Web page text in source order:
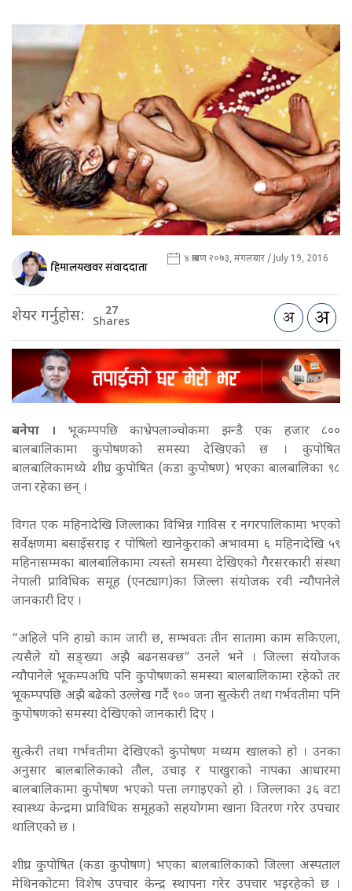
हिमालयखवर संवाददाता ४ श्रावण २०७३, मंगलबार / July 19, 2016
शेयर गर्नुहोस: 27
Shares
बनेपा । भूकम्पपछि काभ्रेपलाञ्चोकमा झन्डै एक हजार ८००
बालबालिकामा कुपोषणको समस्या देखिएको छ । कुपोषित
बालबालिकामध्ये शीघ्र कुपोषित (कडा कुपोषण) भएका बालबालिका ९८
जना रहेका छन् ।
विगत एक महिनादेखि जिल्लाका विभिन्न गाविस र नगरपालिकामा भएको
सर्वेक्षणमा बसाइँसराइ र पोषिलो खानेकुराको अभावमा ६ महिनादेखि ५९
महिनासम्मका बालबालिकामा त्यस्तो समस्या देखिएको गैरसरकारी संस्था
नेपाली प्राविधिक समूह (एनट्याग)का जिल्ला संयोजक रवी न्यौपानेले
जानकारी दिए ।
“अहिले पनि हाम्रो काम जारी छ, सम्भवतः तीन सातामा काम सकिएला,
त्यसैले यो सङ्ख्या अझै बढनसक्छ” उनले भने । जिल्ला संयोजक
न्यौपानेले भूकम्पअघि पनि कुपोषणको समस्या बालबालिकामा रहेको तर
भूकम्पपछि अझै बढेको उल्लेख गर्दै ९०० जना सुत्केरी तथा गर्भवतीमा पनि
कुपोषणको समस्या देखिएको जानकारी दिए ।
सुत्केरी तथा गर्भवतीमा देखिएको कुपोषण मध्यम खालको हो । उनका
अनुसार बालबालिकाको तौल, उचाइ र पाखुराको नापका आधारमा
बालबालिकामा कुपोषण भएको पत्ता लगाइएको हो । जिल्लाका ३६ वटा
स्वास्थ्य केन्द्रमा प्राविधिक समूहको सहयोगमा खाना वितरण गरेर उपचार
थालिएको छ ।
शीघ्र कुपोषित (कडा कुपोषण) भएका बालबालिकाको जिल्ला अस्पताल
मेथिनकोटमा विशेष उपचार केन्द्र स्थापना गरेर उपचार भइरहेको छ ।